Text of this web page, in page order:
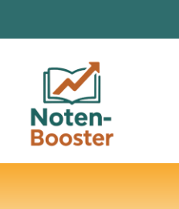
Angebote